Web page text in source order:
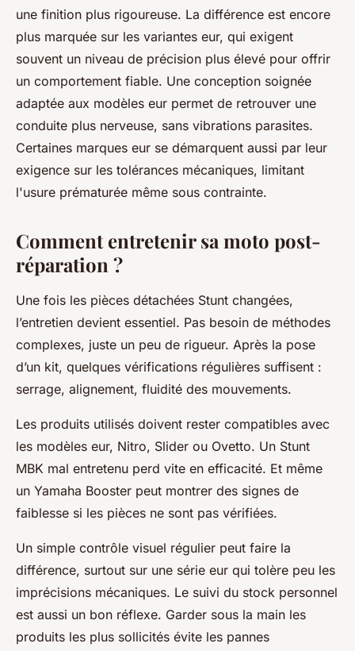
une finition plus rigoureuse. La différence est encore
plus marquée sur les variantes eur, qui exigent
souvent un niveau de précision plus élevé pour offrir
un comportement fiable. Une conception soignée
adaptée aux modèles eur permet de retrouver une
conduite plus nerveuse, sans vibrations parasites.
Certaines marques eur se démarquent aussi par leur
exigence sur les tolérances mécaniques, limitant
l'usure prématurée même sous contrainte.
Comment entretenir sa moto post-
réparation ?
Une fois les pièces détachées Stunt changées,
l’entretien devient essentiel. Pas besoin de méthodes
complexes, juste un peu de rigueur. Après la pose
d’un kit, quelques vérifications régulières suffisent :
serrage, alignement, fluidité des mouvements.
Les produits utilisés doivent rester compatibles avec
les modèles eur, Nitro, Slider ou Ovetto. Un Stunt
MBK mal entretenu perd vite en efficacité. Et même
un Yamaha Booster peut montrer des signes de
faiblesse si les pièces ne sont pas vérifiées.
Un simple contrôle visuel régulier peut faire la
différence, surtout sur une série eur qui tolère peu les
imprécisions mécaniques. Le suivi du stock personnel
est aussi un bon réflexe. Garder sous la main les
produits les plus sollicités évite les pannes